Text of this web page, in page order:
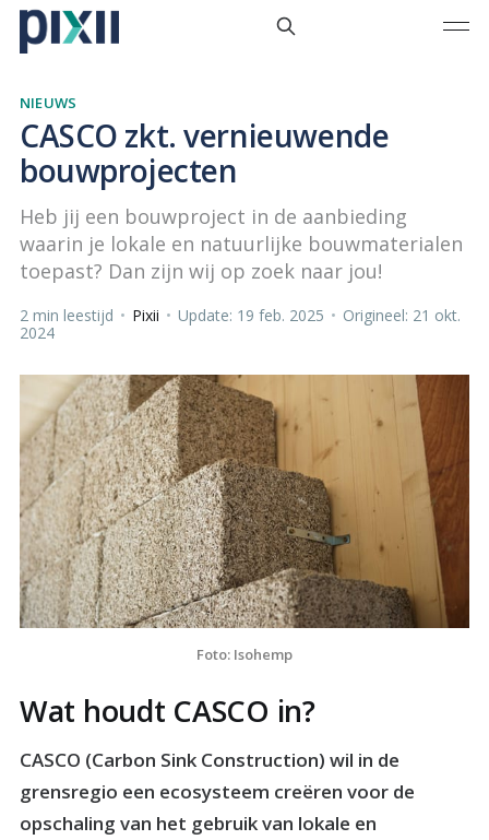
NIEUWS
CASCO zkt. vernieuwende
bouwprojecten
Heb jij een bouwproject in de aanbieding
waarin je lokale en natuurlijke bouwmaterialen
toepast? Dan zijn wij op zoek naar jou!
2 min leestijd • Pixii • Update: 19 feb. 2025 • Origineel: 21 okt.
2024
Foto: Isohemp
Wat houdt CASCO in?
CASCO (Carbon Sink Construction) wil in de
grensregio een ecosysteem creëren voor de
opschaling van het gebruik van lokale en